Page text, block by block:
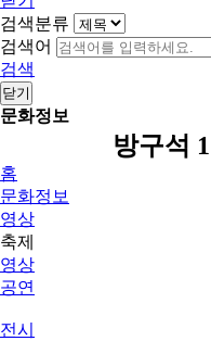
검색분류
검색어
검색
닫기
문화정보
방구석
홈
문화정보
영상
축제
영상
공연
전시